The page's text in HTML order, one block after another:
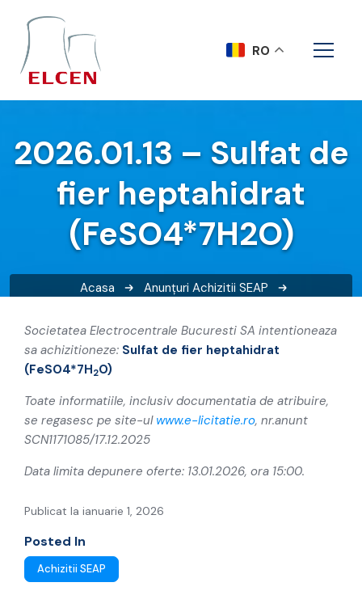
2026.01.13 – Sulfat de
fier heptahidrat
(FeSO4*7H2O)
Acasa Anunțuri Achizitii SEAP
Societatea Electrocentrale Bucuresti SA intentioneaza
sa achizitioneze: Sulfat de fier heptahidrat
(FeSO4*7H2O)
Toate informatiile, inclusiv documentatia de atribuire,
se regasesc pe site-ul www.e-licitatie.ro, nr.anunt
SCN1171085/17.12.2025
Data limita depunere oferte: 13.01.2026, ora 15:00.
Publicat la ianuarie 1, 2026
Posted In
Achizitii SEAP
RO